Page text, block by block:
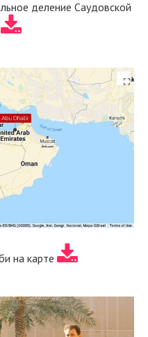
деление Саудовской
на карте